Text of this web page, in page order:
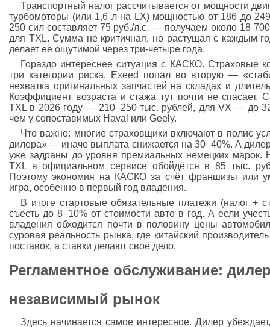
Транспортный налог рассчитывается от мощности
турбомоторы (или 1,6 л на LX) мощностью от 186 до
250 сил составляет 75 руб./л.с. — получаем около 18
для TXL. Сумма не критичная, но растущая с каждым
делает её ощутимой через три-четыре года.
Гораздо интереснее ситуация с КАСКО. Страховые
три категории риска. Exeed попал во вторую —
нехватка оригинальных запчастей на складах и
Коэффициент возраста и стажа тут почти не спасает.
TXL в 2026 году — 210–250 тыс. рублей, для VX — до
чем у сопоставимых Haval или Geely.
Что важно: многие страховщики включают в полис
дилера» — иначе выплата снижается на 30–40%. А
уже задраны до уровня премиальных немецких марок.
TXL в официальном сервисе обойдётся в 85 тыс.
Поэтому экономия на КАСКО за счёт франшизы или
игра, особенно в первый год владения.
В итоге стартовые обязательные платежи (налог +
съесть до 8–10% от стоимости авто в год. А если
владения обходится почти в половину цены
суровая реальность рынка, где китайский
поставок, а ставки делают своё дело.
Регламентное обслуживание:
независимый рынок
Здесь начинается самое интересное. Дилер